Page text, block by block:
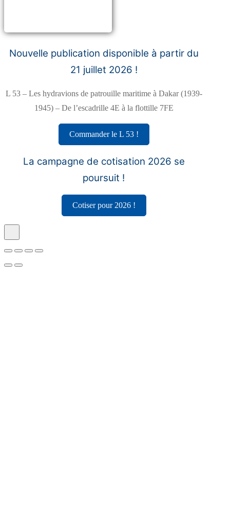
Nouvelle publication disponible à partir du
21 juillet 2026 !
L 53 – Les hydravions de patrouille maritime à Dakar (1939-
1945) – De l’escadrille 4E à la flottille 7FE
Commander le L 53 !
La campagne de cotisation 2026 se
poursuit !
Cotiser pour 2026 !